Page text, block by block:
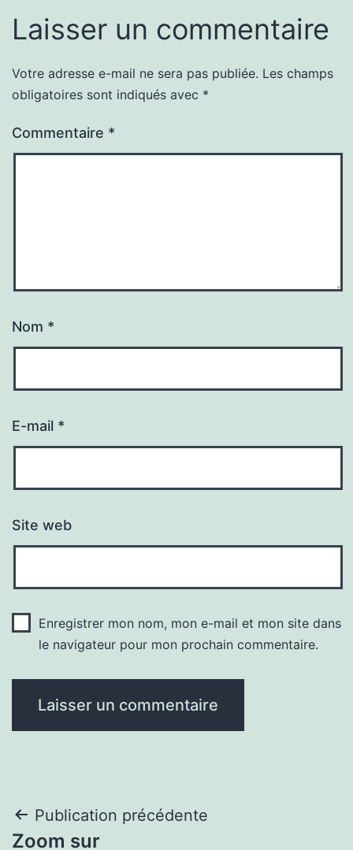
Laisser un commentaire
Votre adresse e-mail ne sera pas publiée. Les champs
obligatoires sont indiqués avec *
Commentaire *
Nom *
E-mail *
Site web
Enregistrer mon nom, mon e-mail et mon site dans
le navigateur pour mon prochain commentaire.
Navigation
Publication précédente
Zoom sur